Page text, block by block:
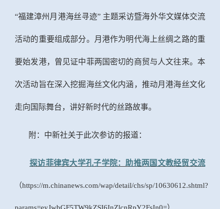
“福建漳州月港海丝寻迹” 主题采访暨海外华文媒体交流
活动的重要组成部分。月港作为明代海上丝绸之路的重
要始发港，曾见证中菲两国密切的商贸与人文往来。本
次活动旨在深入挖掘海丝文化内涵，推动月港海丝文化
走向国际舞台，讲好新时代的丝路故事。
附：中新社关于此次参访的报道：
探访菲律宾大学孔子学院：助推两国文教经贸交流
（https://m.chinanews.com/wap/detail/chs/sp/10630612.shtml?